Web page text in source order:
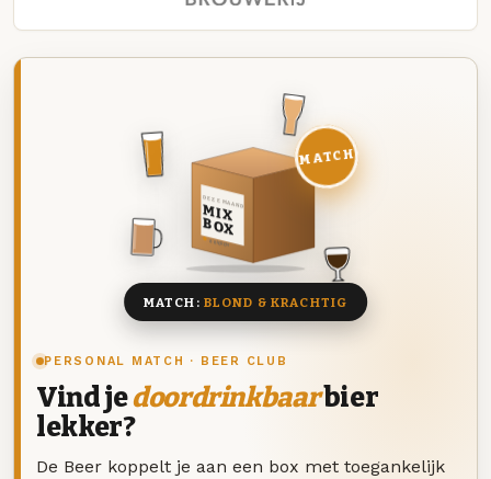
PERSONAL MATCH · BEER CLUB
Vind jedoordrinkbaarbier
lekker?
De Beer koppelt je aan een box met toegankelijk
DEZE MAAND
MIX
BOX
8 BIEREN
MATCH
MATCH: BLOND & KRACHTIG